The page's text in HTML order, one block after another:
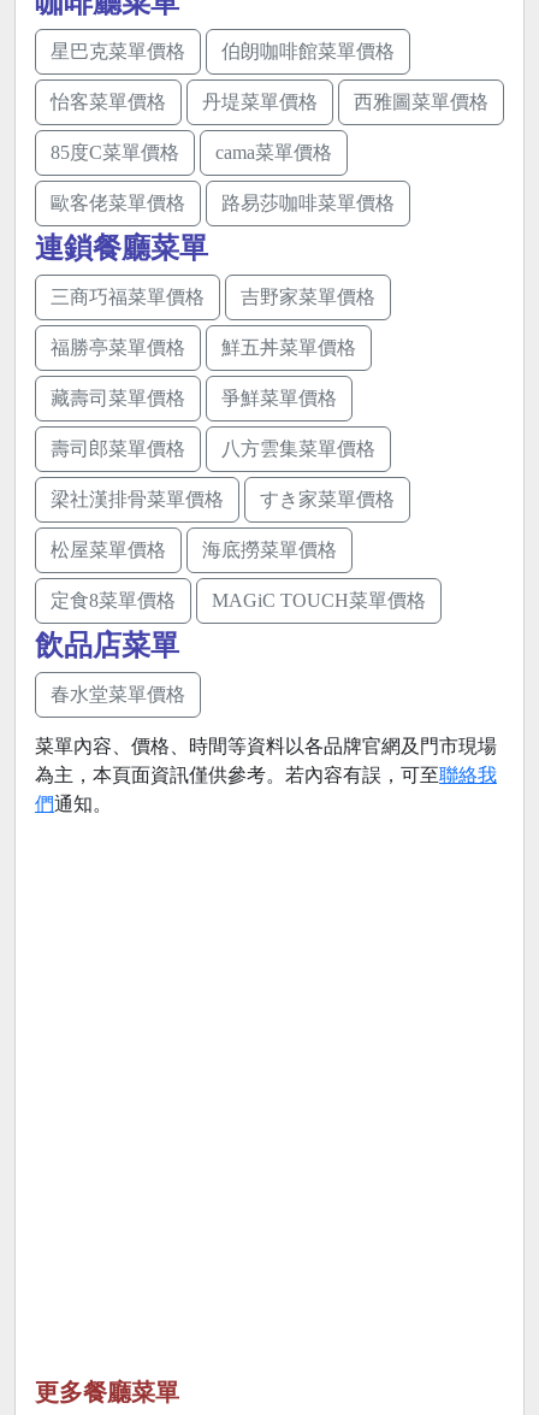
星巴克菜單價格 伯朗咖啡館菜單價格
怡客菜單價格 丹堤菜單價格 西雅圖菜單價格
85度C菜單價格 cama菜單價格
歐客佬菜單價格 路易莎咖啡菜單價格
連鎖餐廳菜單
三商巧福菜單價格 吉野家菜單價格
福勝亭菜單價格 鮮五丼菜單價格
藏壽司菜單價格 爭鮮菜單價格
壽司郎菜單價格 八方雲集菜單價格
梁社漢排骨菜單價格 すき家菜單價格
松屋菜單價格 海底撈菜單價格
定食8菜單價格 MAGiC TOUCH菜單價格
飲品店菜單
春水堂菜單價格
菜單內容、價格、時間等資料以各品牌官網及門市現場
為主，本頁面資訊僅供參考。若內容有誤，可至聯絡我
們通知。
更多餐廳菜單